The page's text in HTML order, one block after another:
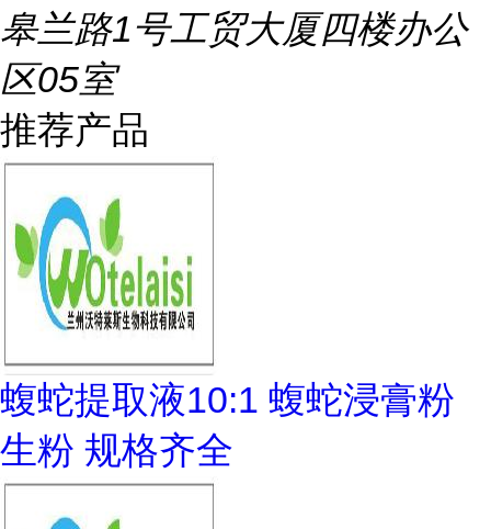
皋兰路1号工贸大厦四楼办公
区05室
推荐产品
蝮蛇提取液10:1 蝮蛇浸膏粉
生粉 规格齐全